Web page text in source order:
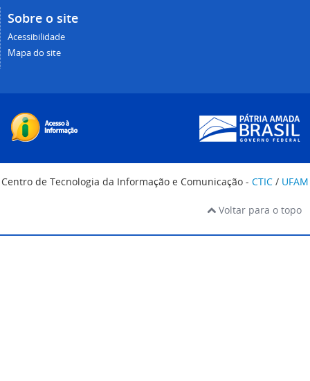
Sobre o site
Acessibilidade
Mapa do site
Centro de Tecnologia da Informação e Comunicação - CTIC / UFAM
Voltar para o topo